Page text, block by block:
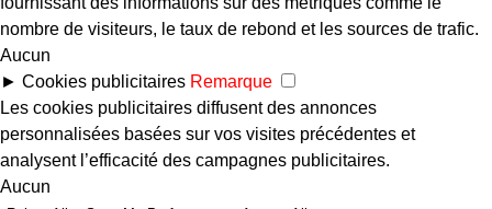
nombre de visiteurs, le taux de rebond et les sources de trafic.
Aucun
► Cookies publicitaires Remarque
Les cookies publicitaires diffusent des annonces
personnalisées basées sur vos visites précédentes et
analysent l’efficacité des campagnes publicitaires.
Aucun